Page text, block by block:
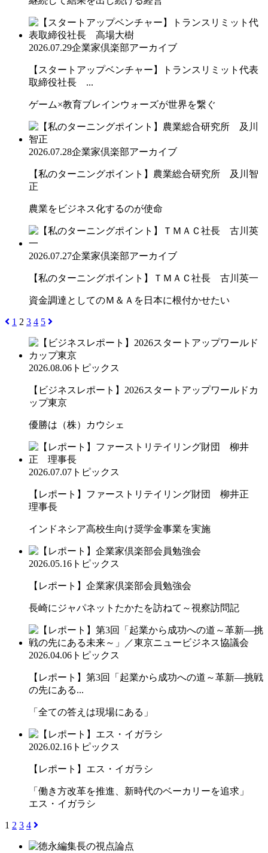
2026.07.29企業家倶楽部アーカイブ
【スタートアップベンチャー】トランスリミット代表
取締役社長 ...
ゲーム×教育ブレインウォーズが世界を繋ぐ
2026.07.28企業家倶楽部アーカイブ
【私のターニングポイント】農業総合研究所 及川智
正
農業をビジネス化するのが使命
2026.07.27企業家倶楽部アーカイブ
【私のターニングポイント】ＴＭＡＣ社長 古川英一
資金調達としてのＭ＆Ａを日本に根付かせたい
1 2 3 4 5
2026.08.06 トピックス
【ビジネスレポート】2026スタートアップワールドカ
ップ東京
優勝は（株）カウシェ
2026.07.07 トピックス
【レポート】ファーストリテイリング財団 柳井正
理事長
インドネシア高校生向け奨学金事業を実施
2026.05.16 トピックス
【レポート】企業家倶楽部会員勉強会
長崎にジャパネットたかたを訪ねて～視察訪問記
2026.04.06 トピックス
【レポート】第3回「起業から成功への道～革新―挑戦
の先にある...
「全ての答えは現場にある」
2026.02.16 トピックス
【レポート】エス・イガラシ
「働き方改革を推進、新時代のベーカリーを追求」
エス・イガラシ
1 2 3 4